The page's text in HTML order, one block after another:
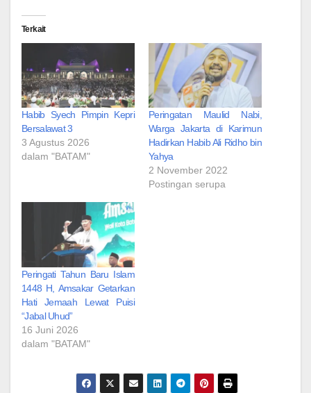
Terkait
Habib Syech Pimpin Kepri
Bersalawat 3
3 Agustus 2026
dalam "BATAM"
Peringatan Maulid Nabi,
Warga Jakarta di Karimun
Hadirkan Habib Ali Ridho bin
Yahya
2 November 2022
Postingan serupa
Peringati Tahun Baru Islam
1448 H, Amsakar Getarkan
Hati Jemaah Lewat Puisi
“Jabal Uhud”
16 Juni 2026
dalam "BATAM"